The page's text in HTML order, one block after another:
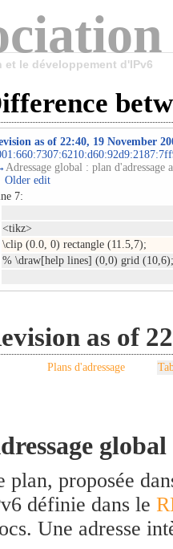
le développement d'IPv6
as of 22:40, 19 November
Adressage global : plan d'adressage
Older edit
7:
<tikz>
\clip (0.0, 0) rectangle (11.5,7);
% \draw[help lines] (0,0) grid
as of
Plans d'adressage
plan, proposée
définie dans le
Une adresse